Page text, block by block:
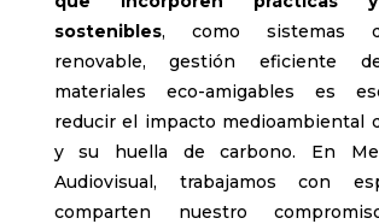
sostenibles, como sistemas
renovable, gestión eficiente
materiales eco-amigables es
reducir el impacto medioambiental
y su huella de carbono. En
Audiovisual, trabajamos con
comparten nuestro